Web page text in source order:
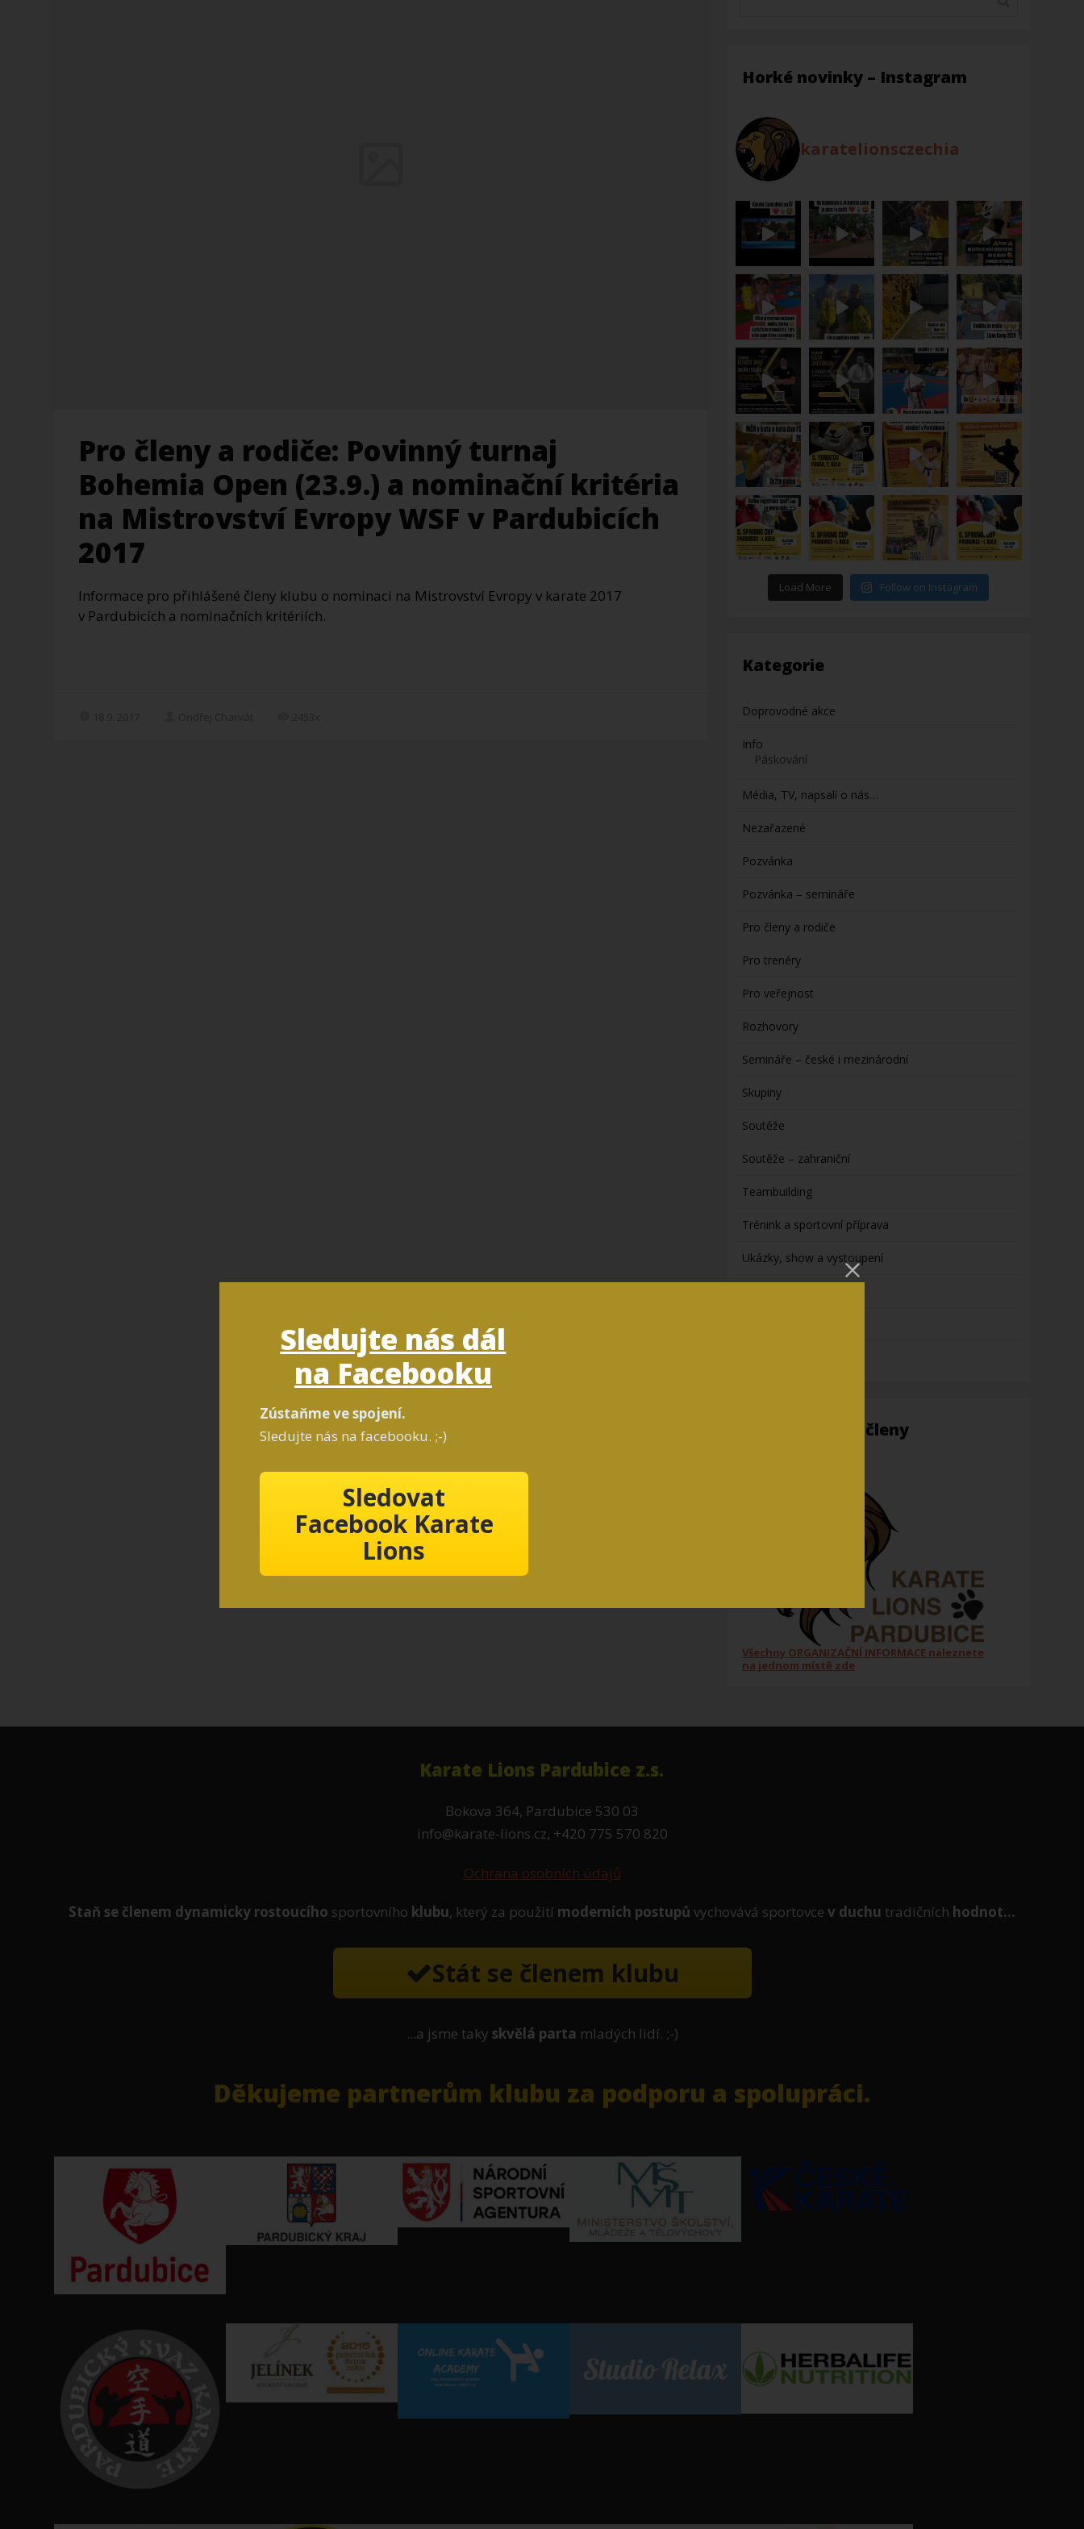
Pro členy a rodiče: Povinný turnaj
Bohemia Open (23.9.) a nominační kritéria
na Mistrovství Evropy WSF v Pardubicích
2017
Informace pro přihlášené členy klubu o nominaci na Mistrovství Evropy v karate 2017
v Pardubicích a nominačních kritériích.
Horké novinky – Instagram
karatelionsczechia
Load More Follow on Instagram
Kategorie
Doprovodné akce
Info
Páskování
Média, TV, napsali o nás…
Nezařazené
Pozvánka
Pozvánka – semináře
Pro členy a rodiče
Pro trenéry
Pro veřejnost
Rozhovory
Semináře – české i mezinárodní
Skupiny
Soutěže
Soutěže – zahraniční
Teambuilding
Trénink a sportovní příprava
Ukázky, show a vystoupení
Informace pro členy
Všechny ORGANIZAČNÍ INFORMACE naleznete
na jednom místě zde
Karate Lions Pardubice z.s.
Bokova 364, Pardubice 530 03
info@karate-lions.cz, +420 775 570 820
Ochrana osobních údajů
Staň se členem dynamicky rostoucího sportovního klubu, který za použití moderních postupů vychovává sportovce v duchu tradičních hodnot...
Stát se členem klubu
...a jsme taky skvělá parta mladých lidí. ;-)
Děkujeme partnerům klubu za podporu a spolupráci.
Sledujte nás dál
na Facebooku
Zústaňme ve spojení.
Sledujte nás na facebooku. ;-)
Sledovat
Facebook Karate
Lions